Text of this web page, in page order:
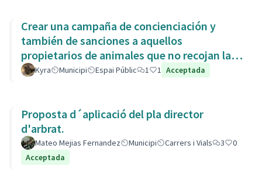
Crear una campaña de concienciación y
también de sanciones a aquellos
propietarios de animales que no recojan las
heces de las aceras. Es responsabili
Kyra Municipi Espai Públic 1 1 Acceptada
Proposta d´aplicació del pla director
d'arbrat.
Mateo Mejias Fernandez Municipi Carrers i Vials 3
0
Acceptada